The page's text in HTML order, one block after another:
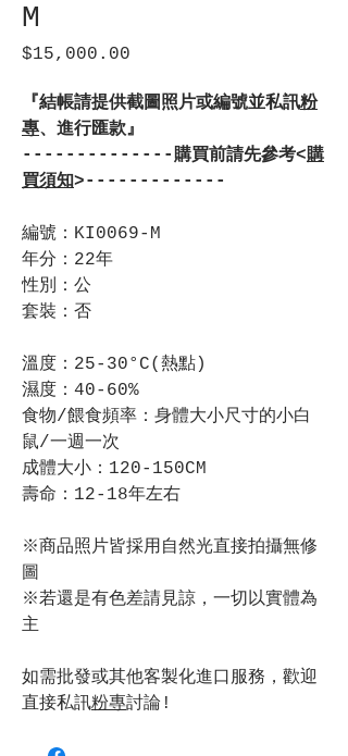
M
$15,000.00
『結帳請提供截圖照片或編號並私訊粉
專、進行匯款』
--------------購買前請先參考<購
買須知>-------------
編號：KI0069-M
年分：22年
性別：公
套裝：否
溫度：25-30°C(熱點)
濕度：40-60%
食物/餵食頻率：身體大小尺寸的小白
鼠/一週一次
成體大小：120-150CM
壽命：12-18年左右
※商品照片皆採用自然光直接拍攝無修
圖
※若還是有色差請見諒，一切以實體為
主
如需批發或其他客製化進口服務，歡迎
直接私訊粉專討論!